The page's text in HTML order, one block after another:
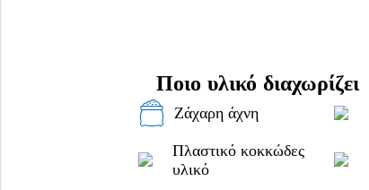
Ποιο υλικό διαχωρίζει
Ζάχαρη άχνη
Πλαστικό κοκκώδες
υλικό